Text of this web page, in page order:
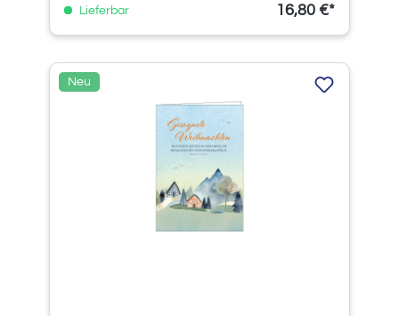
Lieferbar 16,80 €*
Neu